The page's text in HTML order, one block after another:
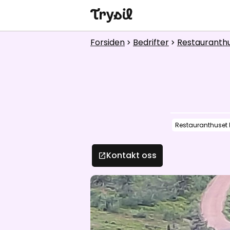
Forsiden chevron_right Bedrifter chevron_right
Restauranthuset
open_in_newKontakt oss